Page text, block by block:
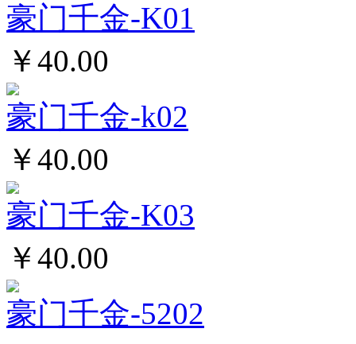
豪门千金-K01
￥40.00
豪门千金-k02
￥40.00
豪门千金-K03
￥40.00
豪门千金-5202